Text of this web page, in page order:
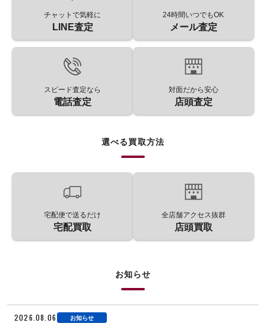
チャットで気軽に
LINE査定
24時間いつでもOK
メール査定
スピード査定なら
電話査定
対面だから安心
店頭査定
選べる買取方法
宅配便で送るだけ
宅配買取
全店舗アクセス抜群
店頭買取
お知らせ
2026.08.06 お知らせ